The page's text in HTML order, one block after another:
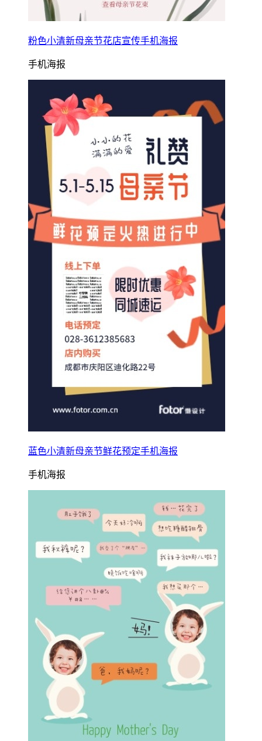
粉色小清新母亲节花店宣传手机海报
手机海报
蓝色小清新母亲节鲜花预定手机海报
手机海报